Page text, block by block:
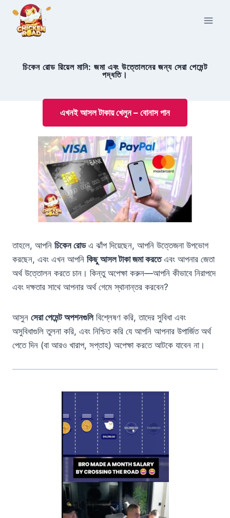
content
চিকেন রোড রিয়েল মানি: জমা এবং উত্তোলনের জন্য সেরা পেমেন্ট
পদ্ধতি।
এখনই আসল টাকায় খেলুন – বোনাস পান
তাহলে, আপনি চিকেন রোডএ ঝাঁপ দিয়েছেন, আপনি উত্তেজনা উপভোগ
করছেন, এবং এখন আপনি কিছু আসল টাকা জমা করতেএবং আপনার জেতা
অর্থ উত্তোলন করতে চান। কিন্তু অপেক্ষা করুন—আপনি কীভাবে নিরাপদে
এবং দক্ষতার সাথে আপনার অর্থ গেমে স্থানান্তর করবেন?
আসুন সেরা পেমেন্ট অপশনগুলিবিশ্লেষণ করি, তাদের সুবিধা এবং
অসুবিধাগুলি তুলনা করি, এবং নিশ্চিত করি যে আপনি আপনার উপার্জিত অর্থ
পেতে দিন (বা আরও খারাপ, সপ্তাহ) অপেক্ষা করতে আটকে যাবেন না।